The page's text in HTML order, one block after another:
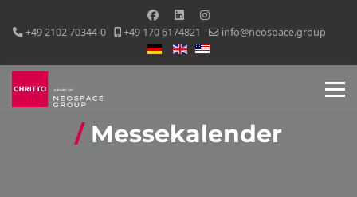
+49 2102 70344-0 +49 170 6174821
info@neospace.group
Sprache auswählen
Messekalender